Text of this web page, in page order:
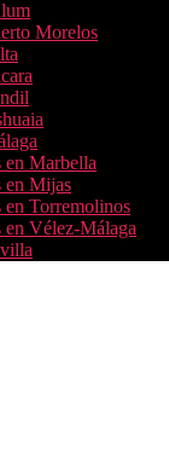
Morelos
en Marbella
en Mijas
en Torremolinos
en Vélez-Málaga